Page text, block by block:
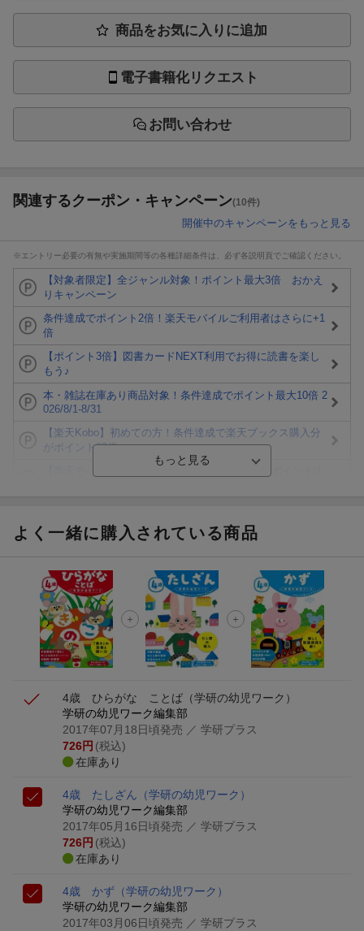
商品をお気に入りに追加
電子書籍化リクエスト
お問い合わせ
関連するクーポン・キャンペーン(10件)
開催中のキャンペーンをもっと見る
※エントリー必要の有無や実施期間等の各種詳細条件は、必ず各説明頁でご確認ください。
【対象者限定】全ジャンル対象！ポイント最大3倍 おかえ
りキャンペーン
条件達成でポイント2倍！楽天モバイルご利用者はさらに+1
倍
【ポイント3倍】図書カードNEXT利用でお得に読書を楽し
もう♪
本・雑誌在庫あり商品対象！条件達成でポイント最大10倍 2
026/8/1-8/31
【楽天Kobo】初めての方！条件達成で楽天ブックス購入分
がポイント20倍
ト山分け
エントリー＆3,000円以上購入で無料データSIM（3GB/月プ
ラン）が当たる！
楽天モバイル紹介キャンペーンの拡散で300円OFFクーポン
進呈
よく一緒に購入されている商品
4歳 ひらがな ことば （学研の幼児ワーク）
学研の幼児ワーク編集部
2017年07月18日頃発売 ／ 学研プラス
726円 (税込)
在庫あり
4歳 たしざん （学研の幼児ワーク）
学研の幼児ワーク編集部
2017年05月16日頃発売 ／ 学研プラス
726円 (税込)
在庫あり
4歳 かず （学研の幼児ワーク）
学研の幼児ワーク編集部
2017年03月06日頃発売 ／ 学研プラス